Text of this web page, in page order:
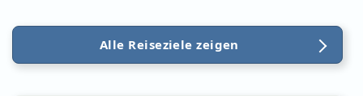
Alle Reiseziele zeigen